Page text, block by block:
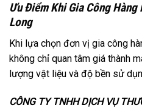
Ưu Điểm Khi Gia Công
Long
Khi lựa chọn đơn vị gia công
không chỉ quan tâm giá thành
lượng vật liệu và độ bền sử
CÔNG TY TNHH DỊCH VỤ